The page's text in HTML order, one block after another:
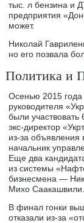
тыс. л бензина и
предприятия
может.
Николай
но его позвала
Политика и
Осенью 2015
руководителя
были участвовать
экс-директор
из-за объявления
начальник
Еще два
из системы
бизнесмена —
Михо Саакашвили.
В финал гонки
отказали из-за